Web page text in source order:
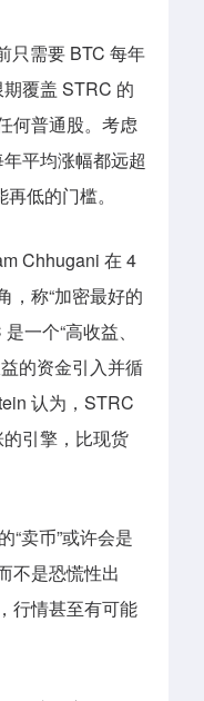
只需要 BTC 每年
覆盖 STRC 的
何普通股。考虑
平均涨幅都远超
低的门槛。
Chhugani 在 4
，称“加密最好的
一个“高收益、
的资金引入并循
认为，STRC
引擎，比现货
“卖币”或许会是
不是恐慌性出
行情甚至有可能